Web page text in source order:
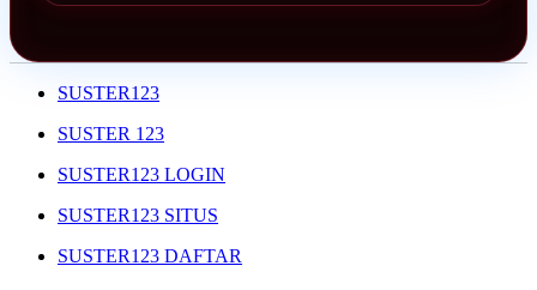
SUSTER123
SUSTER 123
SUSTER123 LOGIN
SUSTER123 SITUS
SUSTER123 DAFTAR